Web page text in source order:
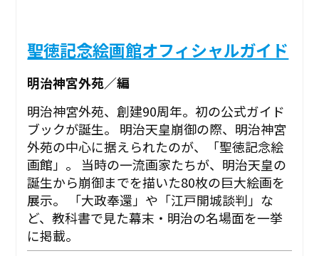
聖徳記念絵画館オフィシャルガイド
明治神宮外苑／編
明治神宮外苑、創建90周年。初の公式ガイド
ブックが誕生。 明治天皇崩御の際、明治神宮
外苑の中心に据えられたのが、「聖徳記念絵
画館」。 当時の一流画家たちが、明治天皇の
誕生から崩御までを描いた80枚の巨大絵画を
展示。 「大政奉還」や「江戸開城談判」な
ど、教科書で見た幕末・明治の名場面を一挙
に掲載。